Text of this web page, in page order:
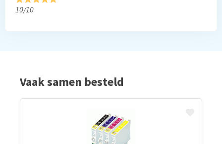
10/10
Vaak samen besteld